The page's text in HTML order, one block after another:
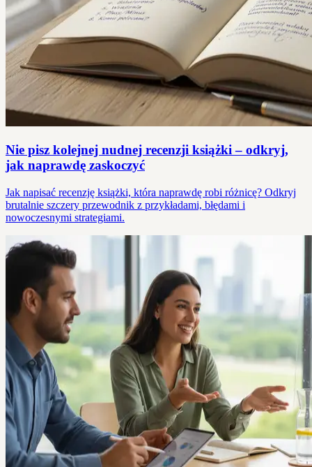
Nie pisz kolejnej nudnej recenzji książki – odkryj,
jak naprawdę zaskoczyć
Jak napisać recenzję książki, która naprawdę robi różnicę? Odkryj
brutalnie szczery przewodnik z przykładami, błędami i
nowoczesnymi strategiami.